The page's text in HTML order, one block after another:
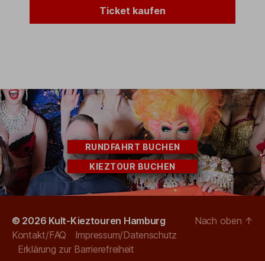
Ticket kaufen
RUNDFAHRT BUCHEN
KIEZTOUR BUCHEN
© 2026 Kult-Kieztouren Hamburg
Kontakt/FAQ
Impressum/Datenschutz
Erklärung zur Barrierefreiheit
Nach oben ↑